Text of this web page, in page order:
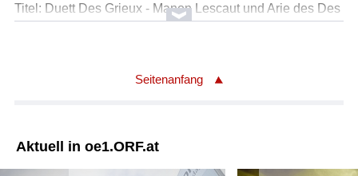
Titel: Duett Des Grieux - Manon Lescaut und Arie des Des
Grieux aus "Manon Lescaut" / 1.Akt
Orchester: BRT Philharmonic Orchestra Brussels
Urheber/Urheberin: Antonin Dvorak
Seitenanfang
Aktuell in oe1.ORF.at